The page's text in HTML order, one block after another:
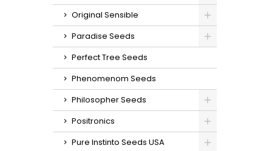
Original Sensible
Paradise Seeds
Perfect Tree Seeds
Phenomenom Seeds
Philosopher Seeds
Positronics
Pure Instinto Seeds USA